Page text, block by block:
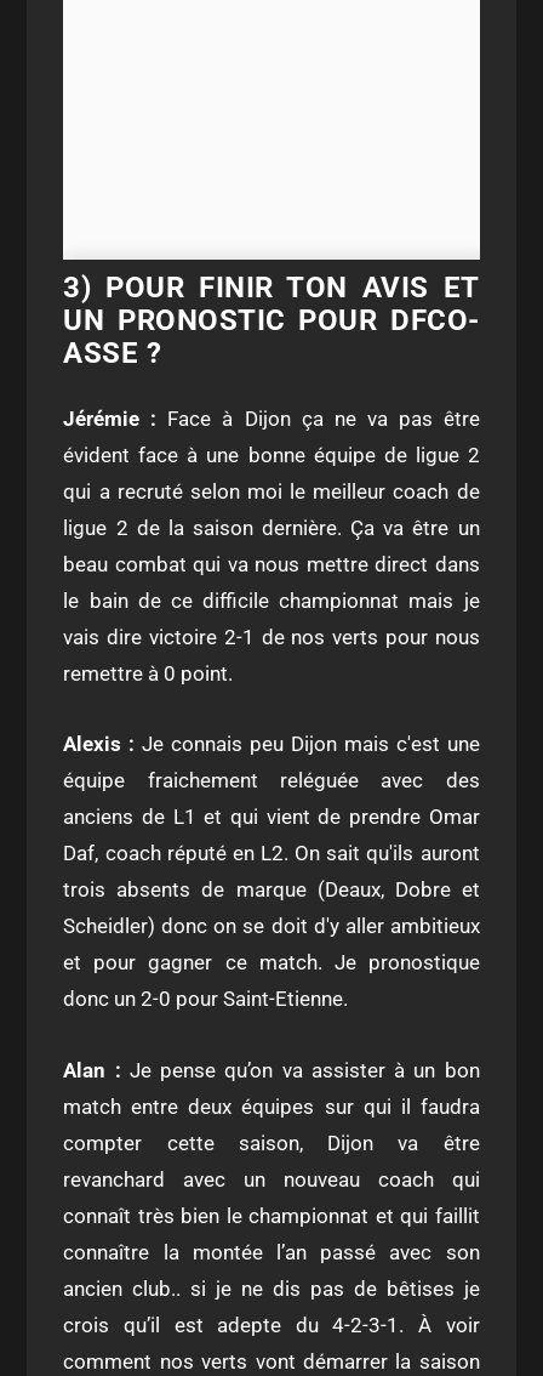
3) POUR FINIR TON AVIS ET
UN PRONOSTIC POUR DFCO-
ASSE ?
Jérémie : Face à Dijon ça ne va pas être
évident face à une bonne équipe de ligue 2
qui a recruté selon moi le meilleur coach de
ligue 2 de la saison dernière. Ça va être un
beau combat qui va nous mettre direct dans
le bain de ce difficile championnat mais je
vais dire victoire 2-1 de nos verts pour nous
remettre à 0 point.
Alexis : Je connais peu Dijon mais c'est une
équipe fraichement reléguée avec des
anciens de L1 et qui vient de prendre Omar
Daf, coach réputé en L2. On sait qu'ils auront
trois absents de marque (Deaux, Dobre et
Scheidler) donc on se doit d'y aller ambitieux
et pour gagner ce match. Je pronostique
donc un 2-0 pour Saint-Etienne.
Alan : Je pense qu’on va assister à un bon
match entre deux équipes sur qui il faudra
compter cette saison, Dijon va être
revanchard avec un nouveau coach qui
connaît très bien le championnat et qui faillit
connaître la montée l’an passé avec son
ancien club.. si je ne dis pas de bêtises je
crois qu’il est adepte du 4-2-3-1. À voir
comment nos verts vont démarrer la saison